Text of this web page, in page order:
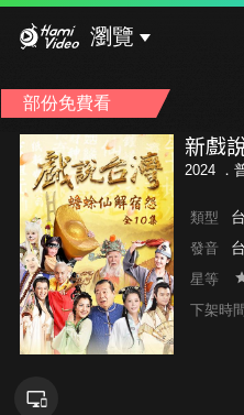
瀏覽
部份免費看
新戲
2024 ．
類型
發音
星等
下架時